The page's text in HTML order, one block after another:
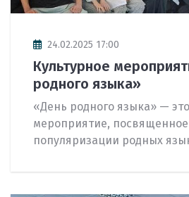
24.02.2025 17:00
Культурное
родного языка»
«День родного языка» —
мероприятие,
популяризации родных